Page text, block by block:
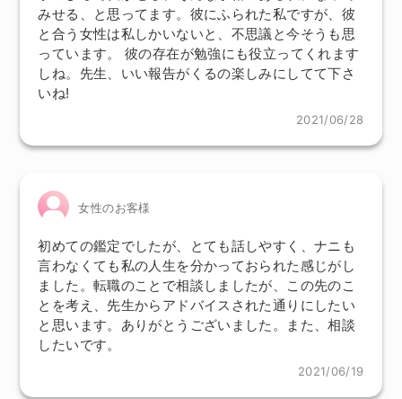
みせる、と思ってます。彼にふられた私ですが、彼
と合う女性は私しかいないと、不思議と今そうも思
っています。 彼の存在が勉強にも役立ってくれます
しね。先生、いい報告がくるの楽しみにしてて下さ
いね!
2021/06/28
女性のお客様
初めての鑑定でしたが、とても話しやすく、ナニも
言わなくても私の人生を分かっておられた感じがし
ました。転職のことで相談しましたが、この先のこ
とを考え、先生からアドバイスされた通りにしたい
と思います。ありがとうございました。また、相談
したいです。
2021/06/19